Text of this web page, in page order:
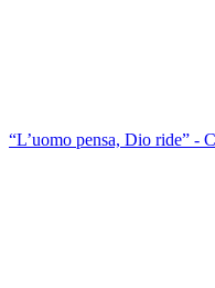
“L’uomo pensa, Dio ride” -